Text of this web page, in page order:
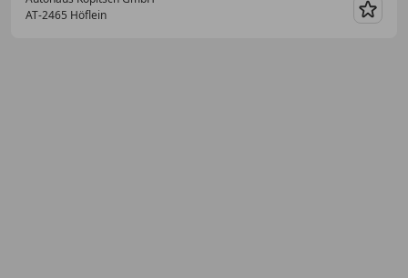
AT-2465 Höflein